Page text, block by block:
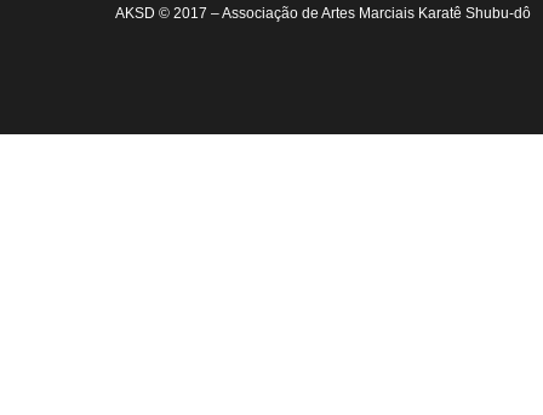
AKSD © 2017 – Associação de Artes Marciais Karatê Shubu-dô